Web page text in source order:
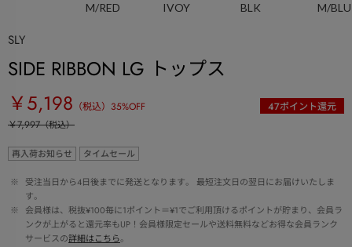
M/RED IVOY BLK M/BLU
SLY
SIDE RIBBON LG トップス
￥5,198 （税込） 35%OFF 47ポイント還元
￥7,997（税込）
再入荷お知らせ タイムセール
※
受注当日から4日後までに発送となります。 最短注文日の翌日にお届けいたしま
す。
※
会員様は、税抜¥100毎に1ポイント＝¥1でご利用頂けるポイントが貯まり、会員ラ
ンクが上がると還元率もUP！会員様限定セールや送料無料などお得な会員ランク
サービスの詳細はこちら。